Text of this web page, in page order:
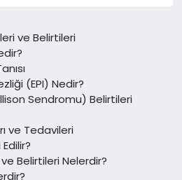
ve Belirtileri
(EPI) Nedir?
Sendromu) Belirtileri
ve Tedavileri
Belirtileri Nelerdir?